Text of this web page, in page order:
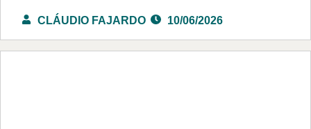
CLÁUDIO FAJARDO 10/06/2026